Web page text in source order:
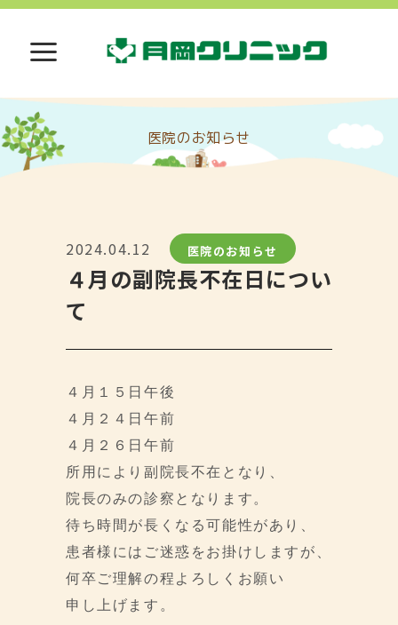
医院のお知らせ
2024.04.12 医院のお知らせ
４月の副院長不在日につい
て
４月１５日午後
４月２４日午前
４月２６日午前
所用により副院長不在となり、
院長のみの診察となります。
待ち時間が長くなる可能性があり、
患者様にはご迷惑をお掛けしますが、
何卒ご理解の程よろしくお願い
申し上げます。